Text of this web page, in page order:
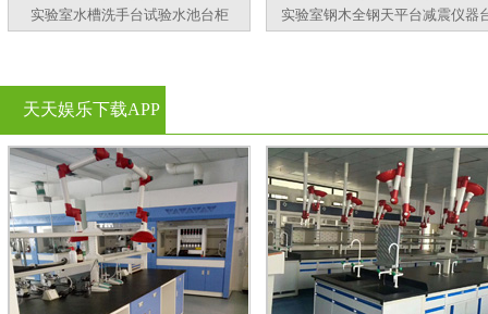
实验室水槽洗手台试验水池台柜
实验室钢木全钢天平台减震仪器
天天娱乐下载APP
官方看黄片